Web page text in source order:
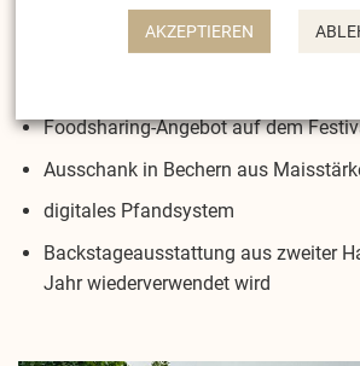
vorwiegend regionale Essensstände
Festivalgelände
Foodsharing-Angebot auf dem
Ausschank in Bechern aus
digitales Pfandsystem
Backstageausstattung aus zweiter
Jahr wiederverwendet wird
AKZEPTIEREN